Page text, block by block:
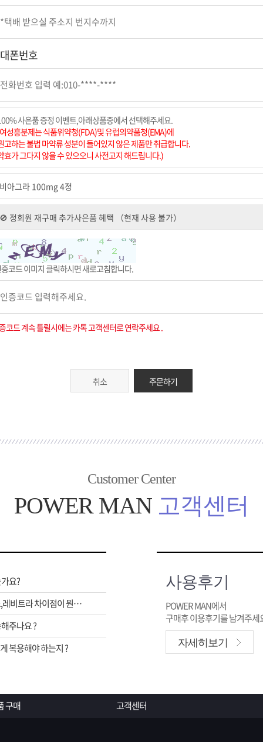
폰번호
사은품 증정 이벤트,아래상품중에서 선택해주세요.
성흥분제는 식품위약청(FDA)및 유럽의약품청(EMA)에
고하는 불법 마약류 성분이 들어있지 않은 제품만 취급합니다.
효가 그다지 않을 수 있으오니 사전고지 해드립니다.)
코드 이미지 클릭하시면 새로고침합니다.
코드 계속 틀릴시에는 카톡 고객센터로 연락주세요 .
취소 주문하기
Customer Center
POWER MAN 고객센터
요?
비아그라,시알리스,레비트라 차이점이 뭔가요 ?
주나요 ?
복용해야 하는지 ?
사용후기
POWER MAN에서
구매후 이용후기를 남겨주세
자세히보기
구매 고객센터